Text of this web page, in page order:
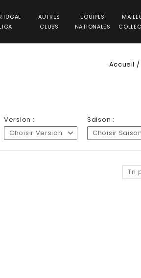
LIGA
AUTRES
CLUBS
EQUIPES
NATIONALES
Accueil
Version :
Choisir Version
Saison :
Choisir Saison
Tri